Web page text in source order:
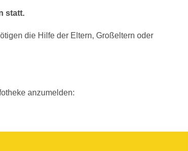
statt.
die Hilfe der Eltern, Großeltern oder
anzumelden: